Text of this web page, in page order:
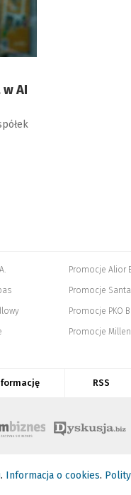
AI
Promocje Alior
Promocje
Promocje PKO
Promocje
RSS
. Informacja o cookies.